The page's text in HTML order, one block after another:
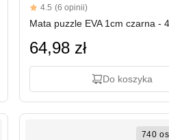
Reviews
4.5 out of 5 stars
4.5 (6 opinii)
Mata puzzle EVA 1cm czarna -
64,98 zł
Do koszyka
740